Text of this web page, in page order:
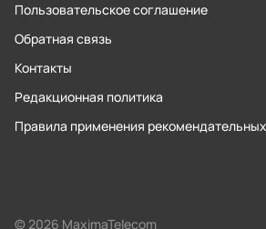
Пользовательское соглашение
Обратная связь
Контакты
Редакционная политика
Правила применения
© 2026 MaximaTelecom